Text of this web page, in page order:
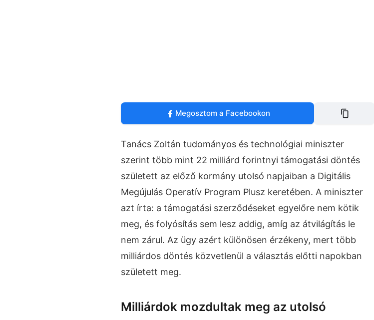
Megosztom a Facebookon
Tanács Zoltán tudományos és technológiai miniszter
szerint több mint 22 milliárd forintnyi támogatási döntés
született az előző kormány utolsó napjaiban a Digitális
Megújulás Operatív Program Plusz keretében. A miniszter
azt írta: a támogatási szerződéseket egyelőre nem kötik
meg, és folyósítás sem lesz addig, amíg az átvilágítás le
nem zárul. Az ügy azért különösen érzékeny, mert több
milliárdos döntés közvetlenül a választás előtti napokban
született meg.
Milliárdok mozdultak meg az utolsó